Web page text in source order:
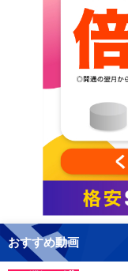
おすすめ動画